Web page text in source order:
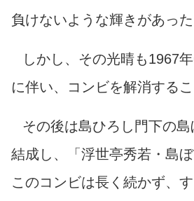
負けないような輝きがあった
しかし、その光晴も1967
に伴い、コンビを解消するこ
その後は島ひろし門下の島
結成し、「浮世亭秀若・島ぼ
このコンビは長く続かず、